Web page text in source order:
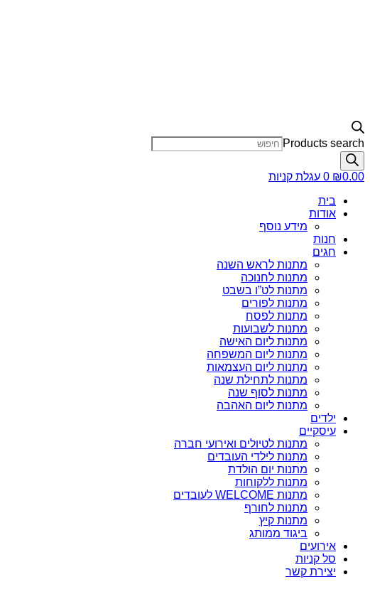
Products search
₪0.00
0 עגלת קניות
בית
אודות
מידע נוסף
חנות
חגים
מתנות לראש השנה
מתנות לחנוכה
מתנות לט”ו בשבט
מתנות לפורים
מתנות לפסח
מתנות לשבועות
מתנות ליום האישה
מתנות ליום המשפחה
מתנות ליום העצמאות
מתנות לתחילת שנה
מתנות לסוף שנה
מתנות ליום האהבה
ילדים
עיסקיים
מתנות לטיולים ואירועי חברה
מתנות לילדי העובדים
מתנות יום הולדת
מתנות ללקוחות
מתנות WELCOME לעובדים
מתנות לחורף
מתנות קיץ
ביגוד ממותג
אירועים
סל קניות
יצירת קשר